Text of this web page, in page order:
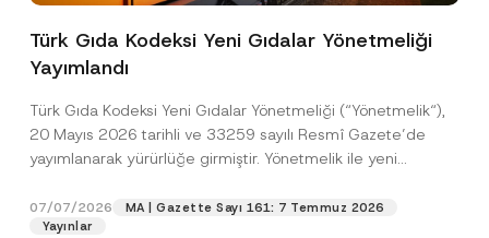
Türk Gıda Kodeksi Yeni Gıdalar Yönetmeliği
Yayımlandı
Türk Gıda Kodeksi Yeni Gıdalar Yönetmeliği (“Yönetmelik“),
20 Mayıs 2026 tarihli ve 33259 sayılı Resmî Gazete’de
yayımlanarak yürürlüğe girmiştir. Yönetmelik ile yeni
07/07/2026
MA | Gazette Sayı 161: 7 Temmuz 2026
Yayınlar
P
i
v
a
c
o
t
Bu iletişim formu aracılığıyla sağlanan kişisel
anladım.
A
p
o
v
Bu iletişim formunu göndererek,aydınlatma
metninde açıklanan şekilde kişisel verilerimin